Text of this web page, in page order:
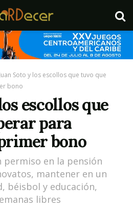
Juan Soto y los escollos que tuvo que
bono
escollos que
para
bono
permiso en la pensión
mantener en un
béisbol y educación,
libres